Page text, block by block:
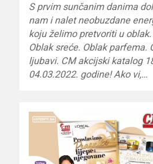
S prvim sunčanim danima
nam i nalet neobuzdane
koju želimo pretvoriti u oblak.
Oblak sreće. Oblak parfema.
ljubavi. CM akcijski katalog
04.03.2022. godine! Ako vi,…